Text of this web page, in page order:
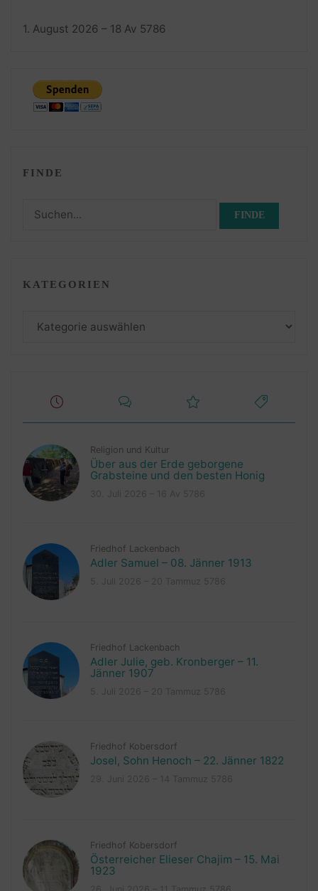
1. August 2026 – 18 Av 5786
FINDE
Suchen
KATEGORIEN
Religion und Kultur
Über aus der Erde geborgene
Grabsteine und den besten Honig
Friedhof Lackenbach
Adler Samuel – 08. Jänner 1913
Friedhof Lackenbach
Adler Julie, geb. Kronberger – 11.
Jänner 1907
Friedhof Kobersdorf
Josel, Sohn Henoch – 22. Jänner 1822
Friedhof Kobersdorf
Österreicher Elieser Chajim – 15. Mai
1923